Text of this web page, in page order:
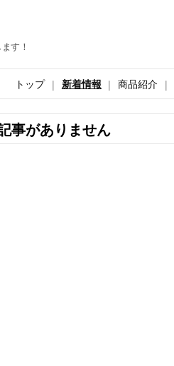
す！
トップ 新着情報 商品紹介
事がありません